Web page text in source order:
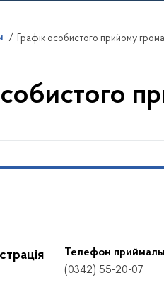
Графік особистого прийому
Телефон
(0342) 55-20-07